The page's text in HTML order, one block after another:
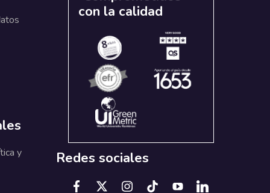
y
con la calidad
Redes sociales